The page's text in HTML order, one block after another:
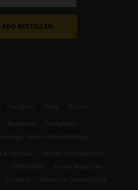
ABO BESTELLEN
Predigten Hefte Bücher
Redaktion
Predigtpreis
Feste und Gedenktage
& Pastoral
Herder Korrespondenz
COMMUNIO
Forum Weltkirche
Diakonia Römische Quartalschrift